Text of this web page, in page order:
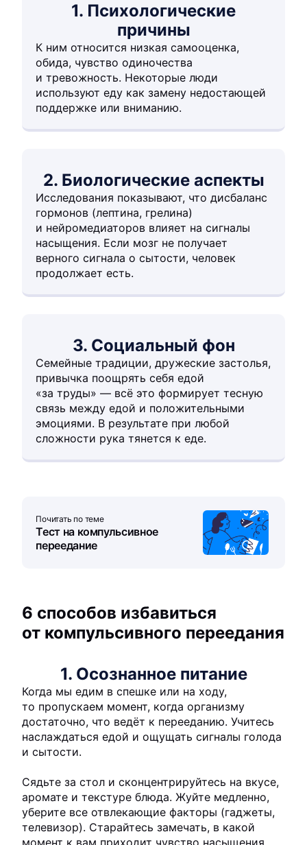
1. Психологические
причины
К ним относится низкая самооценка,
обида, чувство одиночества
и тревожность. Некоторые люди
используют еду как замену недостающей
поддержке или вниманию.
2. Биологические аспекты
Исследования показывают, что дисбаланс
гормонов (лептина, грелина)
и нейромедиаторов влияет на сигналы
насыщения. Если мозг не получает
верного сигнала о сытости, человек
продолжает есть.
3. Социальный фон
Семейные традиции, дружеские застолья,
привычка поощрять себя едой
«за труды» — всё это формирует тесную
связь между едой и положительными
эмоциями. В результате при любой
сложности рука тянется к еде.
Почитать по теме
Тест на компульсивное
переедание
6 способов избавиться
от компульсивного переедания
1. Осознанное питание
Когда мы едим в спешке или на ходу,
то пропускаем момент, когда организму
достаточно, что ведёт к перееданию. Учитесь
наслаждаться едой и ощущать сигналы голода
и сытости.
Сядьте за стол и сконцентрируйтесь на вкусе,
аромате и текстуре блюда. Жуйте медленно,
уберите все отвлекающие факторы (гаджеты,
телевизор). Старайтесь замечать, в какой
момент к вам приходит чувство насыщения.